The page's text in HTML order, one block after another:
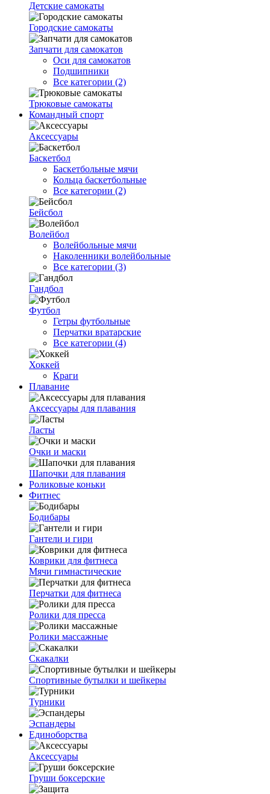
Детские самокаты
Городские самокаты
Запчати для самокатов
Оси для самокатов
Подшипники
Все категории (2)
Трюковые самокаты
Командный спорт
Аксессуары
Баскетбол
Баскетбольные мячи
Кольца баскетбольные
Все категории (2)
Бейсбол
Волейбол
Волейбольные мячи
Наколенники волейбольные
Все категории (3)
Гандбол
Футбол
Гетры футбольные
Перчатки вратарские
Все категории (4)
Хоккей
Краги
Плавание
Аксессуары для плавания
Ласты
Очки и маски
Шапочки для плавания
Роликовые коньки
Фитнес
Бодибары
Гантели и гири
Коврики для фитнеса
Мячи гимнастические
Перчатки для фитнеса
Ролики для пресса
Ролики массажные
Скакалки
Спортивные бутылки и шейкеры
Турники
Эспандеры
Единоборства
Аксессуары
Груши боксерские